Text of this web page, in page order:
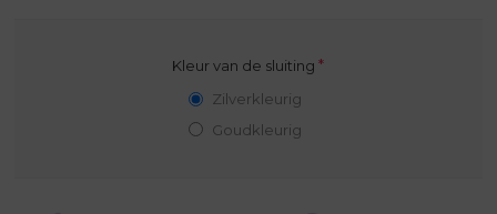
Kleur van de sluiting*
Zilverkleurig
Goudkleurig